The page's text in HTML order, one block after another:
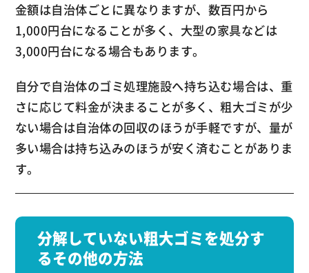
金額は自治体ごとに異なりますが、数百円から
1,000円台になることが多く、大型の家具などは
3,000円台になる場合もあります。
自分で自治体のゴミ処理施設へ持ち込む場合は、重
さに応じて料金が決まることが多く、粗大ゴミが少
ない場合は自治体の回収のほうが手軽ですが、量が
多い場合は持ち込みのほうが安く済むことがありま
す。
分解していない粗大ゴミを処分す
るその他の方法